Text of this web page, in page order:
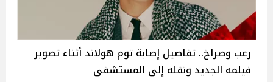
رعب وصراخ.. تفاصيل إصابة توم هولاند أثناء تصوير
فيلمه الجديد ونقله إلى المستشفى